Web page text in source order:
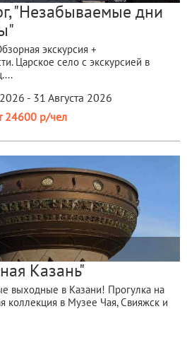
"Незабываемые дни
экскурсия +
Царское село с экскурсией в
- 31 Августа 2026
24600 р/чел
Казань"
выходные в Казани! Прогулка на
коллекция в Музее Чая, Свияжск и